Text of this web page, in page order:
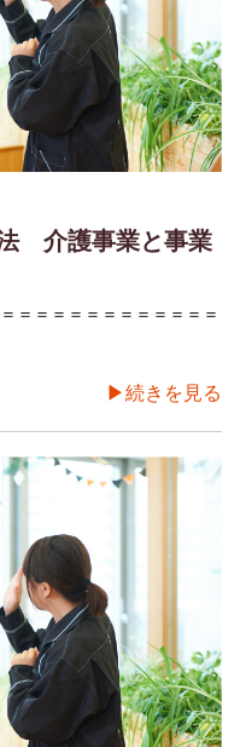
介護事業と事業
＝＝＝＝＝＝＝＝＝＝＝＝
▶続きを見る